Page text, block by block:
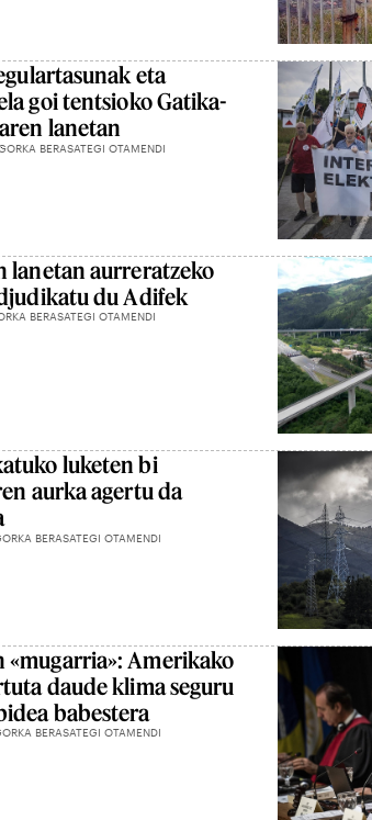
eta
goi tentsioko Gatika-
lanetan
BERASATEGI OTAMENDI
lanetan aurreratzeko
du Adifek
BERASATEGI OTAMENDI
luketen bi
aurka agertu da
BERASATEGI OTAMENDI
«mugarria»: Amerikako
daude klima seguru
babestera
BERASATEGI OTAMENDI